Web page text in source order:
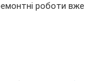
роботи вже